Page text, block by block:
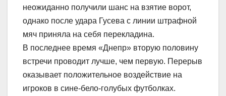
неожиданно получили шанс на взятие ворот,
однако после удара Гусева с линии штрафной
мяч приняла на себя перекладина.
В последнее время «Днепр» вторую половину
встречи проводит лучше, чем первую. Перерыв
оказывает положительное воздействие на
игроков в сине-бело-голубых футболках.